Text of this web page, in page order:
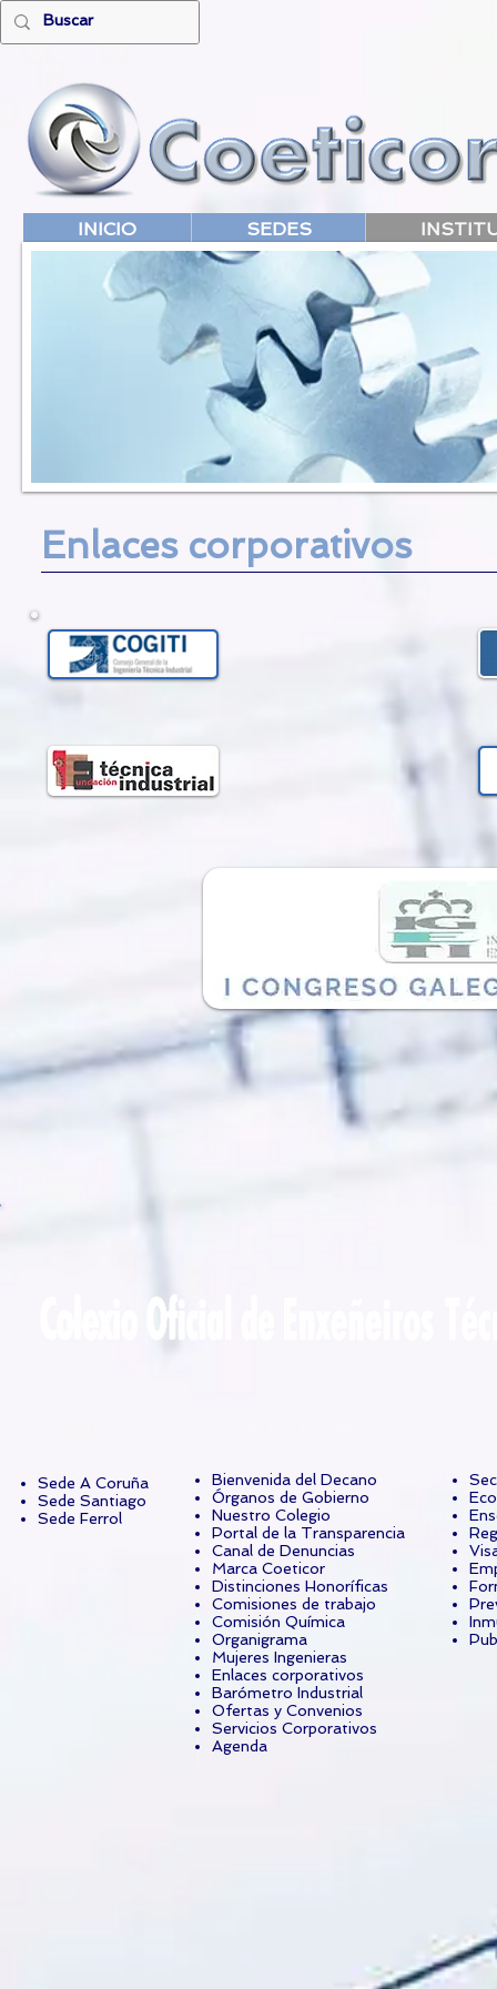
INICIO SEDES
Enlaces corporativos
Sede A Coruña
Sede Santiago
Sede Ferrol
Bienvenida del Decano
Órganos de Gobierno
Nuestro Colegio
Portal de la Transparencia
Canal de Denuncias
Marca Coeticor
Distinciones Honoríficas
Comisiones de trabajo
Comisión Química
Organigrama
Mujeres Ingenieras
Enlaces corporativos
Barómetro Industrial
Ofertas y Convenios
Servicios Corporativos
Agenda